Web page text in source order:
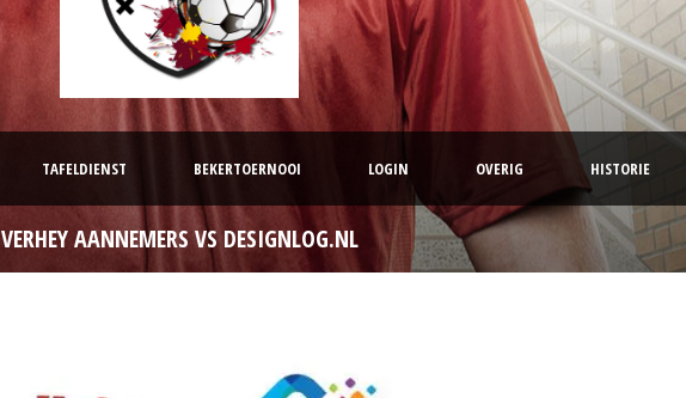
TAFELDIENST BEKERTOERNOOI LOGIN OVERIG HISTORIE
VERHEY AANNEMERS VS DESIGNLOG.NL